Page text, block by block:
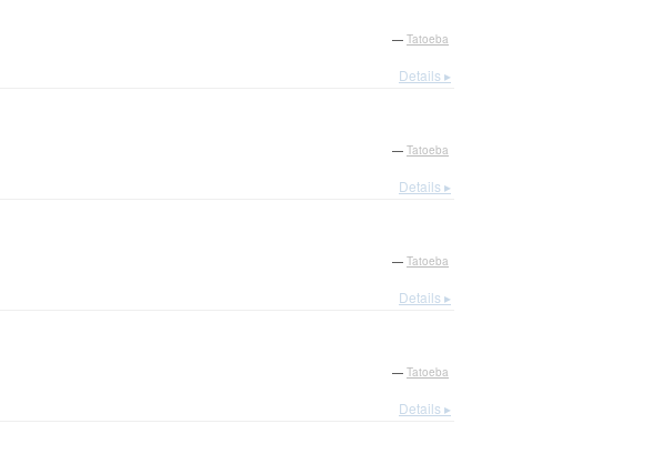
— Tatoeba
Details ▸
— Tatoeba
Details ▸
— Tatoeba
Details ▸
— Tatoeba
Details ▸